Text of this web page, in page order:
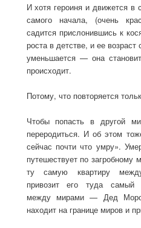
И хотя героиня и движется в
самого начала, (очень
садится прислонившись к
роста в детстве, и ее
уменьшается — она
происходит.
Потому, что повторяется
Чтобы попасть в другой
переродиться. И об этом
сейчас почти что умру».
путешествует по загробному
ту самую квартиру
привозит его туда самый
между мирами — Дед
находит на границе миров и